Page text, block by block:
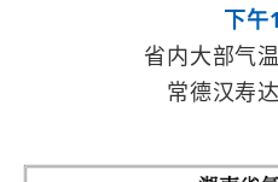
下午
省内大部气
常德汉寿